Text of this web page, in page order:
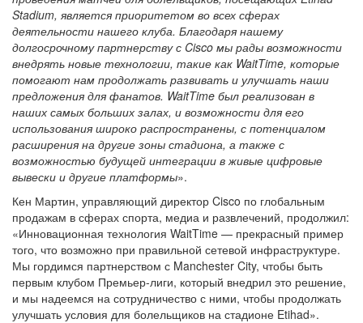
Stadium, является приоритетом во всех сферах
деятельности нашего клуба. Благодаря нашему
долгосрочному партнерству с Cisco мы рады возможности
внедрять новые технологии, такие как WaitTime, которые
помогают нам продолжать развивать и улучшать наши
предложения для фанатов. WaitTime был реализован в
наших самых больших залах, и возможности для его
использования широко распространены, с потенциалом
расширения на другие зоны стадиона, а также с
возможностью будущей интеграции в живые цифровые
вывески и другие платформы».
Кен Мартин, управляющий директор Cisco по глобальным
продажам в сферах спорта, медиа и развлечений, продолжил:
«Инновационная технология WaitTime — прекрасный пример
того, что возможно при правильной сетевой инфраструктуре.
Мы гордимся партнерством с Manchester City, чтобы быть
первым клубом Премьер-лиги, который внедрил это решение,
и мы надеемся на сотрудничество с ними, чтобы продолжать
улучшать условия для болельщиков на стадионе Etihad».